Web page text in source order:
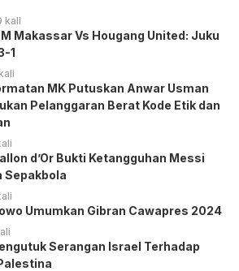
kali
Makassar Vs Hougang United: Juku
1
MK Putuskan Anwar Usman
Pelanggaran Berat Kode Etik dan
d’Or Bukti Ketangguhan Messi
Sepakbola
Umumkan Gibran Cawapres 2024
Serangan Israel Terhadap